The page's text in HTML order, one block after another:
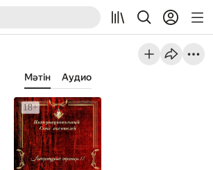
Мәтін Аудио